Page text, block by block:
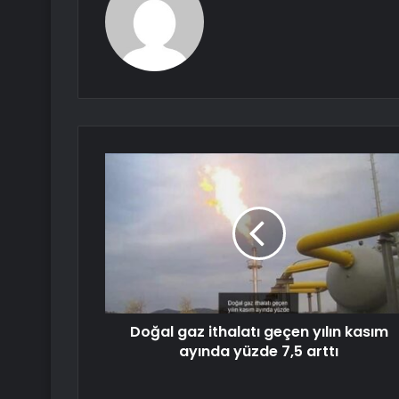
Doğal gaz ithalatı geçen yılın kasım
ayında yüzde 7,5 arttı